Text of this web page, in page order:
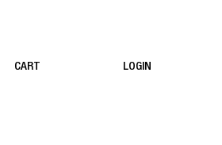
CART LOGIN